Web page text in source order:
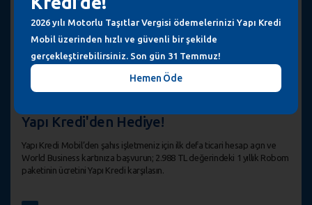
2026 yılı Motorlu Taşıtlar Vergisi ödemelerinizi Yapı Kredi
Mobil üzerinden hızlı ve güvenli bir şekilde
gerçekleştirebilirsiniz. Son gün 31 Temmuz!
Hemen Öde
Yapı Kredi'den Hediye!
Yapı Kredi Mobil’den şahıs işletmeniz için ilk defa ticari hesap açın ve
World Business kartınıza başvurun; 2.988 TL değerindeki 1 yıllık Robom
paketinin ücretini Yapı Kredi karşılasın.